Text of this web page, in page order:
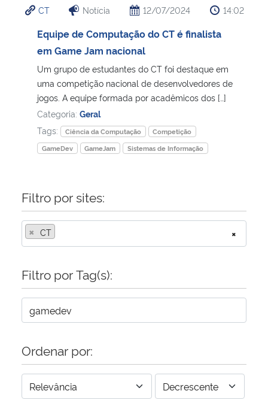
Ministério da Cidadania
Ministério da Saúde
Ministério de Minas e Energia
Ministério da Ciência, Tecnologia, Inovações e Comunicações
Ministério do Meio Ambiente
Ministério do Desenvolvimento Regional
Controladoria-Geral da União
Secretaria-Geral
Gabinete de Segurança Institucional
Advocacia-Geral da União
CT Notícia 12/07/2024 14:02
Equipe de Computação do CT é finalista
em Game Jam nacional
Um grupo de estudantes do CT foi destaque em
uma competição nacional de desenvolvedores de
jogos. A equipe formada por acadêmicos dos […]
Categoria: Geral
Tags:
Ciência da Computação
Competição
GameDev
GameJam Sistemas de Informação
Filtro por sites:
×
× CT
Filtro por Tag(s):
Ordenar por: